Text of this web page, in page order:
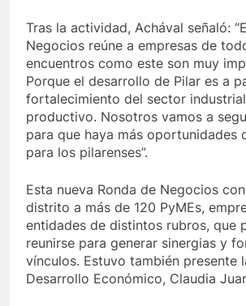
Tras la actividad, Achával señaló:
Negocios reúne a empresas de
encuentros como este son muy
Porque el desarrollo de Pilar es a
fortalecimiento del sector
productivo. Nosotros vamos a
para que haya más oportunidades
para los pilarenses”.
Esta nueva Ronda de Negocios
distrito a más de 120 PyMEs,
entidades de distintos rubros, que
reunirse para generar sinergias y
vínculos. Estuvo también presente
Desarrollo Económico, Claudia